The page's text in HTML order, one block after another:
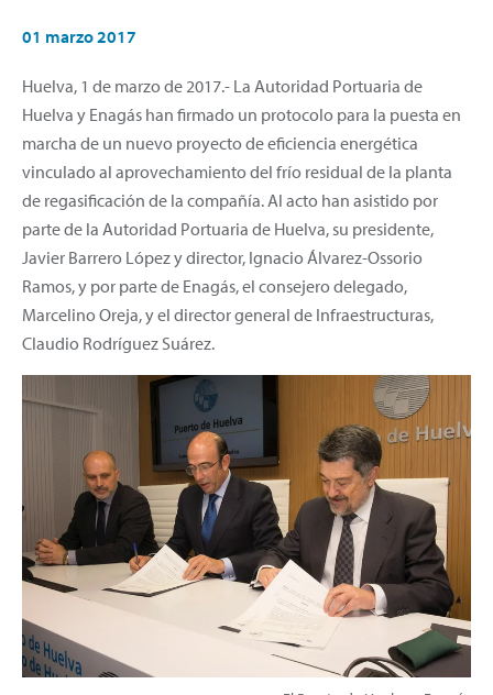
01 marzo 2017
Huelva, 1 de marzo de 2017.- La Autoridad Portuaria de
Huelva y Enagás han firmado un protocolo para la puesta en
marcha de un nuevo proyecto de eficiencia energética
vinculado al aprovechamiento del frío residual de la planta
de regasificación de la compañía. Al acto han asistido por
parte de la Autoridad Portuaria de Huelva, su presidente,
Javier Barrero López y director, Ignacio Álvarez-Ossorio
Ramos, y por parte de Enagás, el consejero delegado,
Marcelino Oreja, y el director general de Infraestructuras,
Claudio Rodríguez Suárez.